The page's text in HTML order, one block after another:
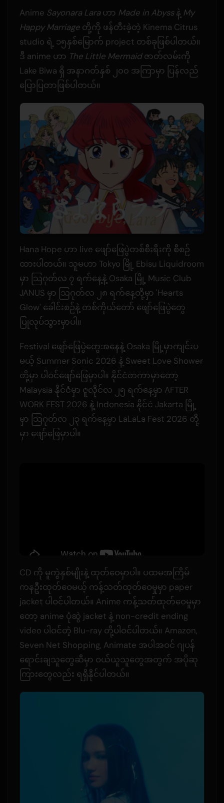
Anime Sayonara Laraဟာ Made in Abyssနဲ့ My
Happy Marriageတို့ကို ဖန်တီးခဲ့တဲ့ Kinema Citrus
studio ရဲ့ ၁၅နှစ်မြောက် project တစ်ခုဖြစ်ပါတယ်။
ဒီ anime ဟာ The Little Mermaidဇာတ်လမ်းကို
Lake Biwa ရှိ အနာဂတ်နှစ် ၂၀၀ အကြာမှာ ပြန်လည်
ပြောပြတာဖြစ်ပါတယ်။
Hana Hope ဟာ live ဖျော်ဖြေပွဲတစ်စီးရီးကို စီစဉ်
ထားပါတယ်။ သူမဟာ Tokyo မြို့ Ebisu Liquidroom
မှာ သြဂုတ်လ ၇ ရက်နေ့နဲ့ Osaka မြို့ Music Club
JANUS မှာ သြဂုတ်လ ၂၈ ရက်နေ့တို့မှာ 'Hearts
Glow' ခေါင်းစဉ်နဲ့ တစ်ကိုယ်တော် ဖျော်ဖြေပွဲတွေ
ပြုလုပ်သွားမှာပါ။
Festival ဖျော်ဖြေပွဲတွေအနေနဲ့ Osaka မြို့မှာကျင်းပ
မယ့် Summer Sonic 2026 နဲ့ Sweet Love Shower
တို့မှာ ပါဝင်ဖျော်ဖြေမှာပါ။ နိုင်ငံတကာမှာတော့
Malaysia နိုင်ငံမှာ ဇူလိုင်လ ၂၅ ရက်နေ့မှာ AFTER
WORK FEST 2026 နဲ့ Indonesia နိုင်ငံ Jakarta မြို့
မှာ သြဂုတ်လ ၂၃ ရက်နေ့မှာ LaLaLa Fest 2026 တို့
မှာ ဖျော်ဖြေမှာပါ။
CD ကို မူကွဲနှစ်မျိုးနဲ့ ထုတ်ဝေမှာပါ။ ပထမအကြိမ်
ကနဦးထုတ်ဝေမယ့် ကန့်သတ်ထုတ်ဝေမှုမှာ paper
jacket ပါဝင်ပါတယ်။ Anime ကန့်သတ်ထုတ်ဝေမှုမှာ
တော့ anime ပုံဆွဲ jacket နဲ့ non-credit ending
video ပါဝင်တဲ့ Blu-ray တို့ပါဝင်ပါတယ်။ Amazon,
Seven Net Shopping, Animate အပါအဝင် ဂျပန်
ရောင်းချသူတွေဆီမှာ ဝယ်ယူသူတွေအတွက် အပိုဆု
ကြားတွေလည်း ရရှိနိုင်ပါတယ်။